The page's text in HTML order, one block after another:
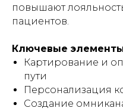
повышают
пациентов.
Ключевые
Картирование и
пути
Персонализация
Создание